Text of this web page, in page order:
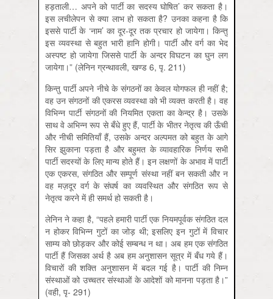
हड़ताली… अपने को पार्टी का सदस्य घोषित’ कर सकता है।
इस लचीलेपन से क्या लाभ हो सकता है? उनका कहना है कि
इससे पार्टी के ‘नाम’ का दूर-दूर तक प्रचार हो जायेगा। किन्तु
इस व्यवस्था से बहुत भारी हानि होगी। पार्टी और वर्ग का भेद
अस्पष्ट हो जायेगा जिससे पार्टी के अन्दर विघटन का घुन लग
जायेगा।” (लेनिन ग्रन्थावली, खण्ड 6, पृ. 211)
किन्तु पार्टी अपने नीचे के संगठनों का केवल योगफल ही नहीं है;
वह उन संगठनों की एकरस व्यवस्था को भी व्यक्त करती है। वह
विभिन्न पार्टी संगठनों की नियमित एकता का केन्द्र है। उसके
साथ वे अभिन्न रूप से बँधे हुए हैं, पार्टी के भीतर नेतृत्व की ऊँची
और नीची समितियाँ हैं, उसके अन्दर अल्पमत को बहुत के आगे
सिर झुकाना पड़ता है और बहुमत के व्यावहारिक निर्णय सभी
पार्टी सदस्यों के लिए मान्य होते हैं। इन लक्षणों के अभाव में पार्टी
एक एकरस, संगठित और सम्पूर्ण संस्था नहीं बन सकती और न
वह मज़दूर वर्ग के संघर्ष का व्यवस्थित और संगठित रूप से
नेतृत्व करने में ही समर्थ हो सकती है।
लेनिन ने कहा है, “पहले हमारी पार्टी एक नियमपूर्वक संगठित दल
न होकर विभिन्न गुटों का जोड़ थी; इसलिए इन गुटों में विचार
साम्य को छोड़कर और कोई सम्बन्ध न था। अब हम एक संगठित
पार्टी हैं जिसका अर्थ है अब हम अनुशासन सूत्र में बँध गये हैं।
विचारों की शक्ति अनुशासन में बदल गई है। पार्टी की निम्न
संस्थाओं को उच्चतर संस्थाओं के आदेशों को मानना पड़ता है।”
(वही, पृ- 291)